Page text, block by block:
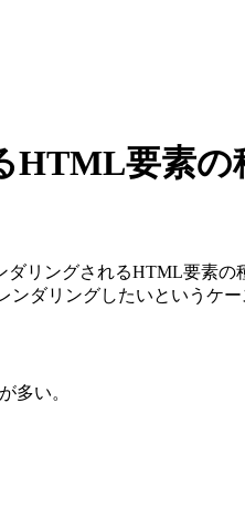
要素
リングされるHTML要素
ンダリングしたいというケー
多い。